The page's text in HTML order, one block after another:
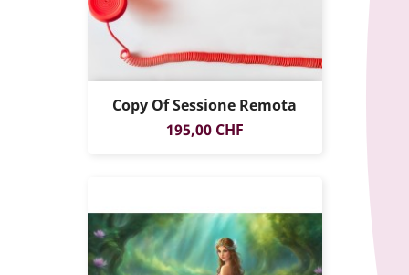
Copy Of Sessione Remota
Prezzo
195,00 CHF